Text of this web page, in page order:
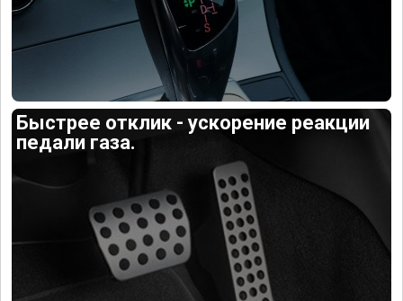
Быстрее отклик - ускорение реакции
педали газа.